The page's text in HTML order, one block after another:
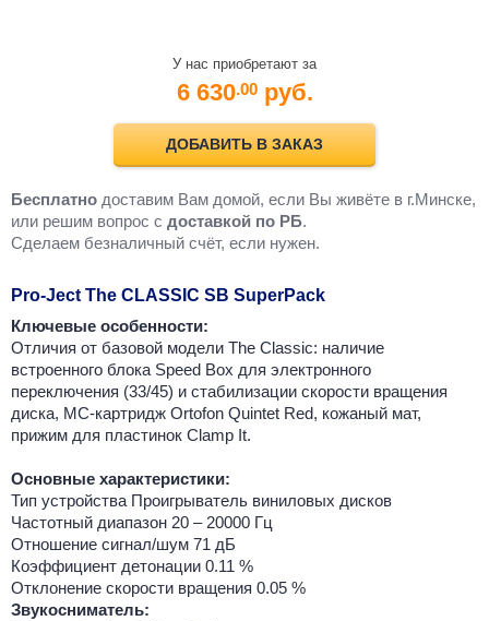
У нас приобретают за
6 630.00 руб.
ДОБАВИТЬ В ЗАКАЗ
Бесплатно доставим Вам домой, если Вы живёте в г.Минске,
или решим вопрос с доставкой по РБ.
Cделаем безналичный счёт, если нужен.
Pro-Ject The CLASSIC SB SuperPack
Ключевые особенности:
Отличия от базовой модели The Classic: наличие
встроенного блока Speed Box для электронного
переключения (33/45) и стабилизации скорости вращения
диска, MC-картридж Ortofon Quintet Red, кожаный мат,
прижим для пластинок Clamp It.
Основные характеристики:
Тип устройства Проигрыватель виниловых дисков
Частотный диапазон 20 – 20000 Гц
Отношение сигнал/шум 71 дБ
Коэффициент детонации 0.11 %
Отклонение скорости вращения 0.05 %
Звукосниматель: